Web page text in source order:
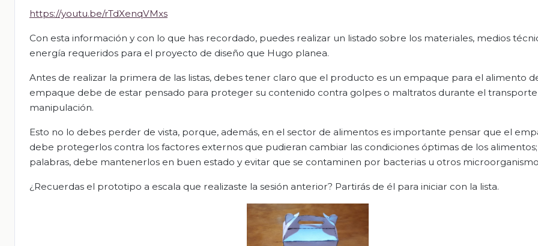
https://youtu.be/rTdXenqVMxs
Con esta información y con lo que has recordado, puedes realizar un listado sobre los materiales, medios
energía requeridos para el proyecto de diseño que Hugo planea.
Antes de realizar la primera de las listas, debes tener claro que el producto es un empaque para el alimento
empaque debe de estar pensado para proteger su contenido contra golpes o maltratos durante el transporte
manipulación.
Esto no lo debes perder de vista, porque, además, en el sector de alimentos es importante pensar que el
debe protegerlos contra los factores externos que pudieran cambiar las condiciones óptimas de los
palabras, debe mantenerlos en buen estado y evitar que se contaminen por bacterias u otros
¿Recuerdas el prototipo a escala que realizaste la sesión anterior? Partirás de él para iniciar con la lista.